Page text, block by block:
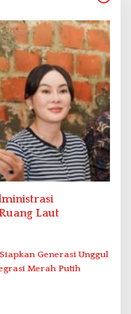
Laut
Generasi Unggul
Merah Putih